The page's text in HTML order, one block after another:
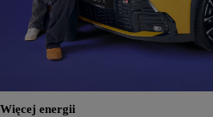
Więcej energii